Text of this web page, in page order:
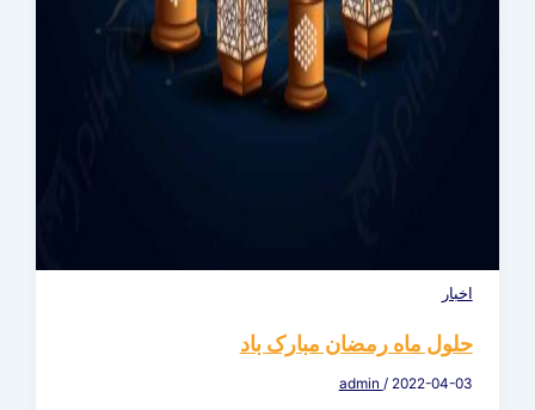
اخبار
حلول ماه رمضان مبارک باد
admin / 2022-04-03